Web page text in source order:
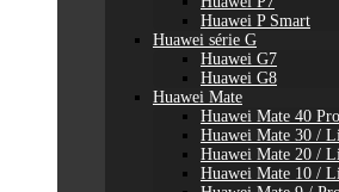
Huawei P Smart
Huawei série G
Huawei G7
Huawei G8
Huawei Mate
Huawei Mate 40 Pro
Huawei Mate 30 /
Huawei Mate 20 /
Huawei Mate 10 /